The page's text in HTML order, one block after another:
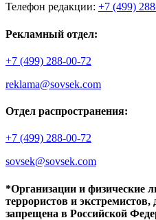
Телефон редакции: +7 (499)
Рекламный отдел:
+7 (499) 288-00-72
reklama@sovsek.com
Отдел распространения:
+7 (499) 288-00-72
sovsek@sovsek.com
*Организации и физические
террористов и экстремистов,
запрещена в Российской